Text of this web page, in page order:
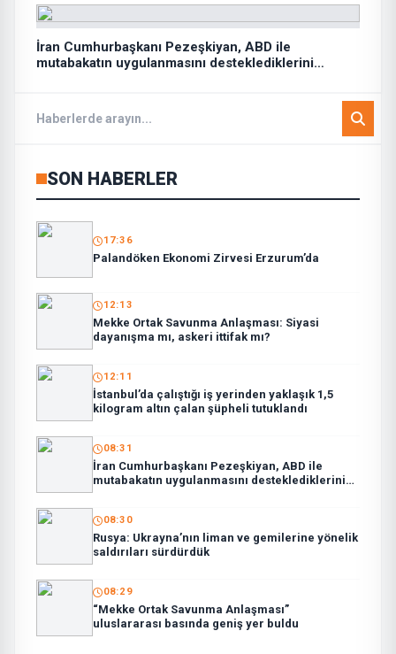
İran Cumhurbaşkanı Pezeşkiyan, ABD ile
mutabakatın uygulanmasını desteklediklerini
SON HABERLER
17:36
Palandöken Ekonomi Zirvesi Erzurum’da
12:13
Mekke Ortak Savunma Anlaşması: Siyasi
dayanışma mı, askeri ittifak mı?
12:11
İstanbul’da çalıştığı iş yerinden yaklaşık 1,5
kilogram altın çalan şüpheli tutuklandı
08:31
İran Cumhurbaşkanı Pezeşkiyan, ABD ile
mutabakatın uygulanmasını desteklediklerini
08:30
Rusya: Ukrayna’nın liman ve gemilerine yönelik
saldırıları sürdürdük
08:29
“Mekke Ortak Savunma Anlaşması”
uluslararası basında geniş yer buldu